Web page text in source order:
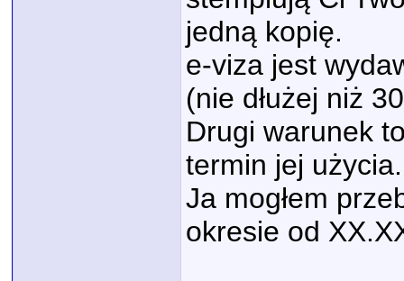
jedną kopię.
e-viza jest
(nie dłużej niż
Drugi warunek
termin jej
Ja mogłem
okresie od